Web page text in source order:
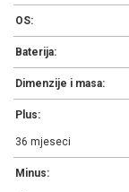
OS:
Baterija:
Dimenzije i masa:
Plus:
36 mjeseci
Minus: